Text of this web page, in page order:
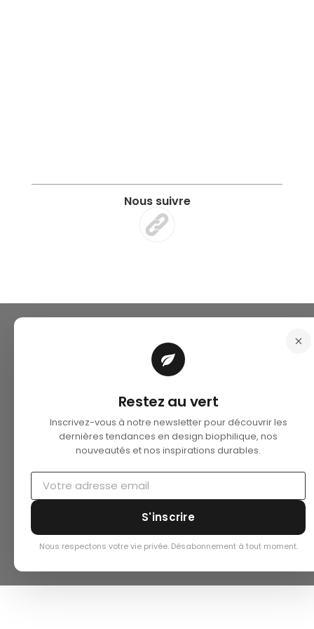
Nous suivre
Restez au vert
Inscrivez-vous à notre newsletter pour découvrir les
dernières tendances en design biophilique, nos
nouveautés et nos inspirations durables.
S'inscrire
Nous respectons votre vie privée. Désabonnement à tout moment.